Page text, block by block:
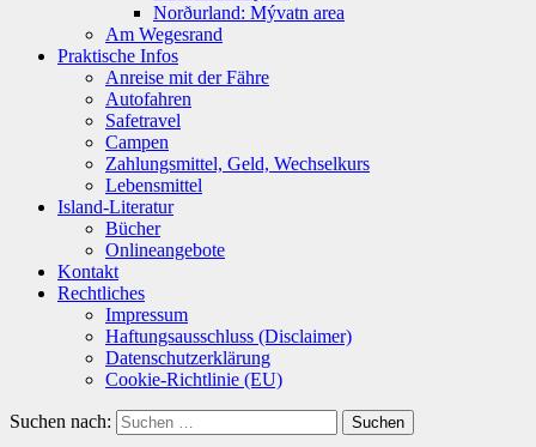
Norðurland: Mývatn area
Am Wegesrand
Praktische Infos
Anreise mit der Fähre
Autofahren
Safetravel
Campen
Zahlungsmittel, Geld, Wechselkurs
Lebensmittel
Island-Literatur
Bücher
Onlineangebote
Kontakt
Rechtliches
Impressum
Haftungsausschluss (Disclaimer)
Datenschutzerklärung
Cookie-Richtlinie (EU)
Suchen nach: